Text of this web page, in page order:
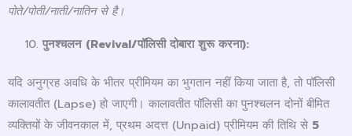
पोते/पोती/नाती/नातिन से है।
पुनश्चलन (Revival/पॉलिसी दोबारा शुरू करना):
यदि अनुग्रह अवधि के भीतर प्रीमियम का भुगतान नहीं किया जाता है, तो पॉलिसी
कालावतीत (Lapse) हो जाएगी। कालावतीत पॉलिसी का पुनश्चलन दोनों बीमित
व्यक्तियों के जीवनकाल में, प्रथम अदत्त (Unpaid) प्रीमियम की तिथि से 5